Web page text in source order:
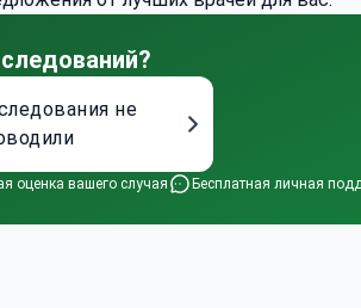
не
оценка вашего случая Бесплатная личная